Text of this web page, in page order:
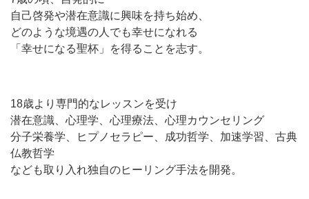
自己啓発や潜在意識に興味を持ち始め、
どのような境遇の人でも幸せになれる
「幸せになる聖杯」を得ることを志す。
18歳より専門的なレッスンを受け
潜在意識、心理学、心理療法、心理カウンセリング
分子栄養学、ヒプノセラピー、成功哲学、加速学習、古典
仏教哲学
なども取り入れ独自のヒーリング手法を開発。